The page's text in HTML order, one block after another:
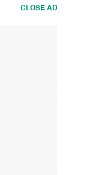
CLOSE AD